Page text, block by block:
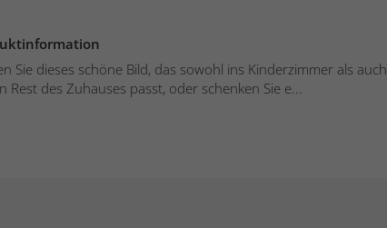
Sie dieses schöne Bild, das sowohl ins Kinderzimmer als auch
Rest des Zuhauses passt, oder schenken Sie e...